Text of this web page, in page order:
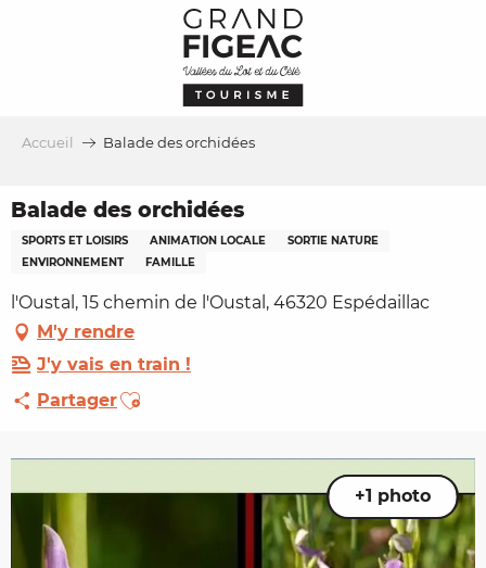
Accueil Balade des orchidées
Balade des orchidées
SPORTS ET LOISIRS ANIMATION LOCALE
SORTIE NATURE
ENVIRONNEMENT
FAMILLE
l'Oustal, 15 chemin de l'Oustal, 46320 Espédaillac
M'y rendre
J'y vais en train !
PartagerAjouter aux favoris
+1 photo